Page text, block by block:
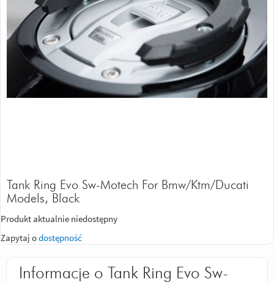
Tank Ring Evo Sw-Motech For Bmw/Ktm/Ducati
Models, Black
Produkt aktualnie niedostępny
Zapytaj odostępność
Informacje o Tank Ring Evo Sw-